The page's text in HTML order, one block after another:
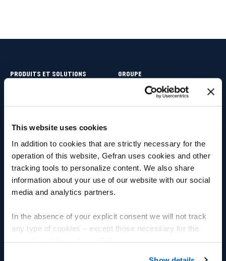
This website uses cookies
In addition to cookies that are strictly necessary for the
operation of this website, Gefran uses cookies and other
tracking tools to personalize content. We also share
information about your use of our website with our social
media and analytics partners.
In the absence of your explicit consent we will not track
any type of cookies – except those necessary for the
PRODUITS ET SOLUTIONS
Capteurs de Déformation et
force
Régulateurs et indicateurs
Contrôleurs de puissance
G-Mation platform
GROUPE
Diversité
Nous rejoindre
Personnes
Environnement